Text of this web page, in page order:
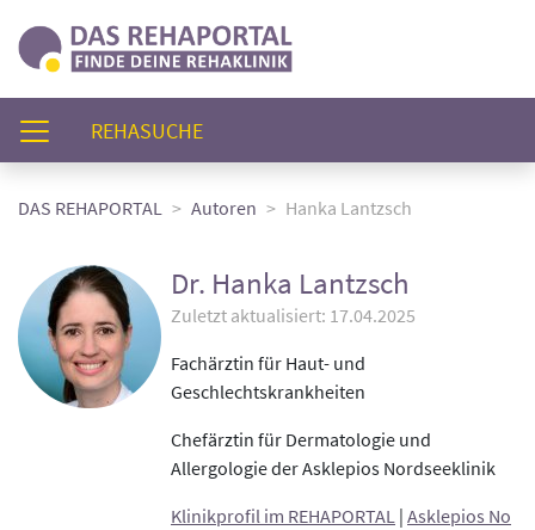
REHASUCHE(AKTUELL)
DAS REHAPORTAL Autoren Hanka Lantzsch
Dr. Hanka Lantzsch
Zuletzt aktualisiert: 17.04.2025
Fachärztin für Haut- und
Geschlechtskrankheiten
Chefärztin für Dermatologie und
Allergologie der Asklepios Nordseeklinik
Klinikprofil im REHAPORTAL | Asklepios No